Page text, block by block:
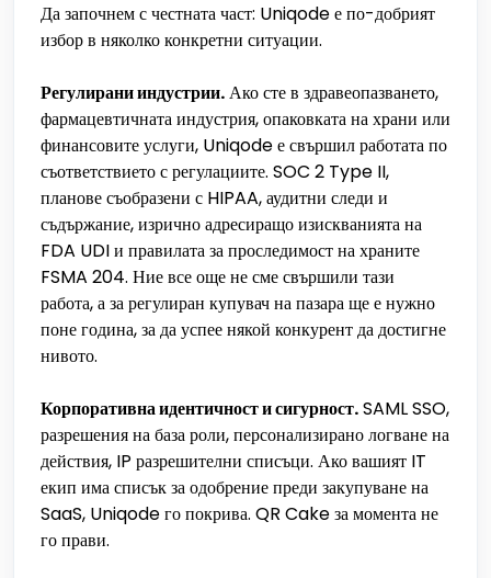
Да започнем с честната част: Uniqode е по-добрият
избор в няколко конкретни ситуации.
Регулирани индустрии.Ако сте в здравеопазването,
фармацевтичната индустрия, опаковката на храни или
финансовите услуги, Uniqode е свършил работата по
съответствието с регулациите. SOC 2 Type II,
планове съобразени с HIPAA, аудитни следи и
съдържание, изрично адресиращо изискванията на
FDA UDI и правилата за проследимост на храните
FSMA 204. Ние все още не сме свършили тази
работа, а за регулиран купувач на пазара ще е нужно
поне година, за да успее някой конкурент да достигне
нивото.
Корпоративна идентичност и сигурност.SAML SSO,
разрешения на база роли, персонализирано логване на
действия, IP разрешителни списъци. Ако вашият IT
екип има списък за одобрение преди закупуване на
SaaS, Uniqode го покрива. QR Cake за момента не
го прави.